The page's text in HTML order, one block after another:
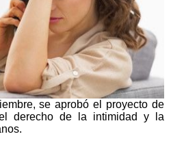
se aprobó el proyecto de
derecho de la intimidad y la